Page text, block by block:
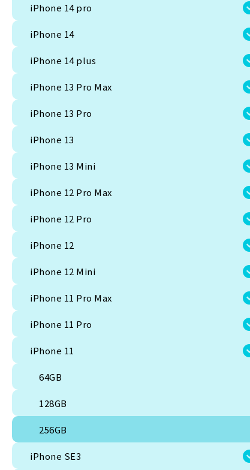
iPhone 14 pro
iPhone 14
iPhone 14 plus
iPhone 13 Pro Max
iPhone 13 Pro
iPhone 13
iPhone 13 Mini
iPhone 12 Pro Max
iPhone 12 Pro
iPhone 12
iPhone 12 Mini
iPhone 11 Pro Max
iPhone 11 Pro
iPhone 11
64GB
128GB
256GB
iPhone SE3
4549995194326
Android
その他モバイル
iPhone
iPhone 17iPhone 17 Pro
iPhone 12 Pro Max